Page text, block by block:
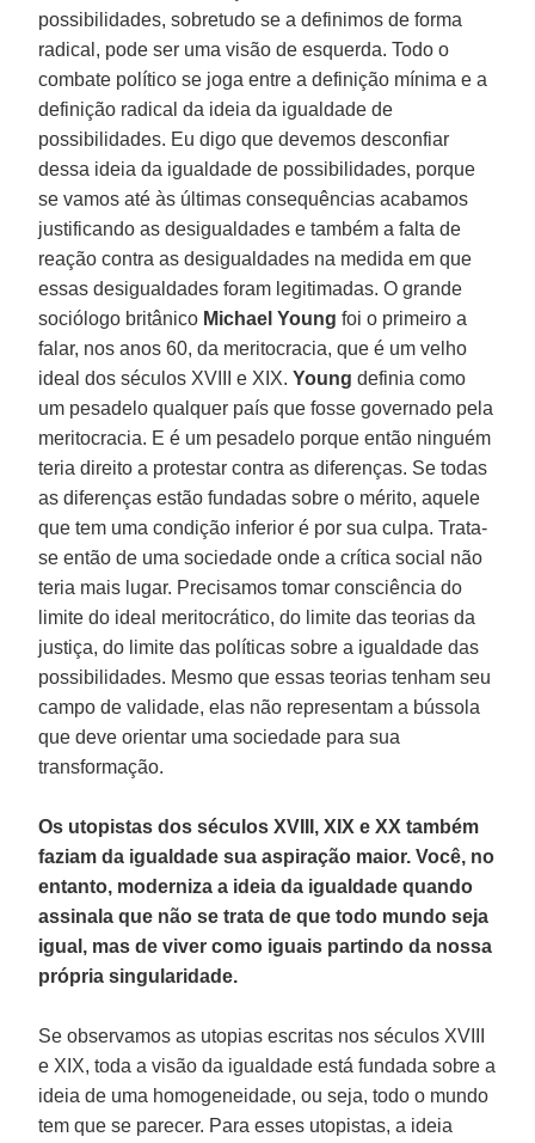
possibilidades, sobretudo se a definimos de forma
radical, pode ser uma visão de esquerda. Todo o
combate político se joga entre a definição mínima e a
definição radical da ideia da igualdade de
possibilidades. Eu digo que devemos desconfiar
dessa ideia da igualdade de possibilidades, porque
se vamos até às últimas consequências acabamos
justificando as desigualdades e também a falta de
reação contra as desigualdades na medida em que
essas desigualdades foram legitimadas. O grande
sociólogo britânico Michael Young foi o primeiro a
falar, nos anos 60, da meritocracia, que é um velho
ideal dos séculos XVIII e XIX.Youngdefinia como
um pesadelo qualquer país que fosse governado pela
meritocracia. E é um pesadelo porque então ninguém
teria direito a protestar contra as diferenças. Se todas
as diferenças estão fundadas sobre o mérito, aquele
que tem uma condição inferior é por sua culpa. Trata-
se então de uma sociedade onde a crítica social não
teria mais lugar. Precisamos tomar consciência do
limite do ideal meritocrático, do limite das teorias da
justiça, do limite das políticas sobre a igualdade das
possibilidades. Mesmo que essas teorias tenham seu
campo de validade, elas não representam a bússola
que deve orientar uma sociedade para sua
transformação.
Os utopistas dos séculos XVIII, XIX e XX também
faziam da igualdade sua aspiração maior. Você, no
entanto, moderniza a ideia da igualdade quando
assinala que não se trata de que todo mundo seja
igual, mas de viver como iguais partindo da nossa
própria singularidade.
Se observamos as utopias escritas nos séculos XVIII
e XIX, toda a visão da igualdade está fundada sobre a
ideia de uma homogeneidade, ou seja, todo o mundo
tem que se parecer. Para esses utopistas, a ideia